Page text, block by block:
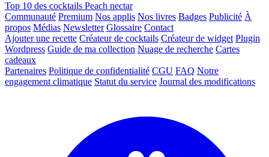
Top 10 des cocktails Peach nectar
Communauté Premium Nos applis Nos livres Badges Publicité À
propos Médias Newsletter Glossaire Contact
Ajouter une recette Créateur de cocktails Créateur de widget Plugin
Wordpress Guide de ma collection Nuage de recherche Cartes
cadeaux
Partenaires Politique de confidentialité CGU FAQ Notre
engagement climatique Statut du service Journal des modifications